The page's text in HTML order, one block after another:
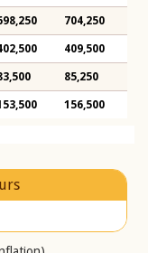
704,250
409,500
85,250
156,500